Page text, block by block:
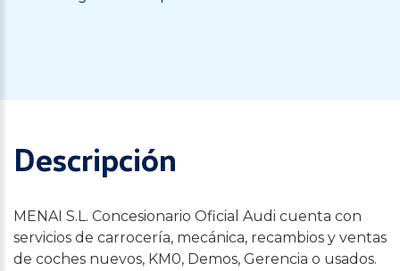
Descripción
MENAI S.L. Concesionario Oficial Audi cuenta con
servicios de carrocería, mecánica, recambios y ventas
de coches nuevos, KM0, Demos, Gerencia o usados.